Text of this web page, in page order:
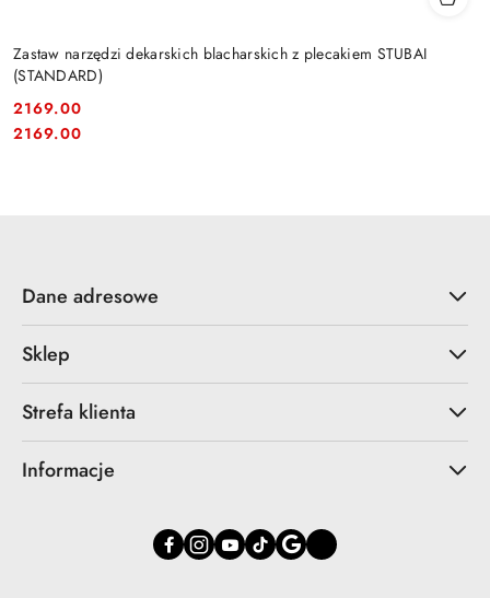
Zastaw narzędzi dekarskich blacharskich z plecakiem STUBAI
(STANDARD)
Cena:
2169.00
Cena:
2169.00
Dane adresowe
Sklep
Strefa klienta
Informacje